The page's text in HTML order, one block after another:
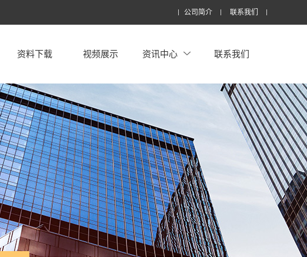
公司简介 联系我们
资料下载 视频展示 资讯中心 联系我们